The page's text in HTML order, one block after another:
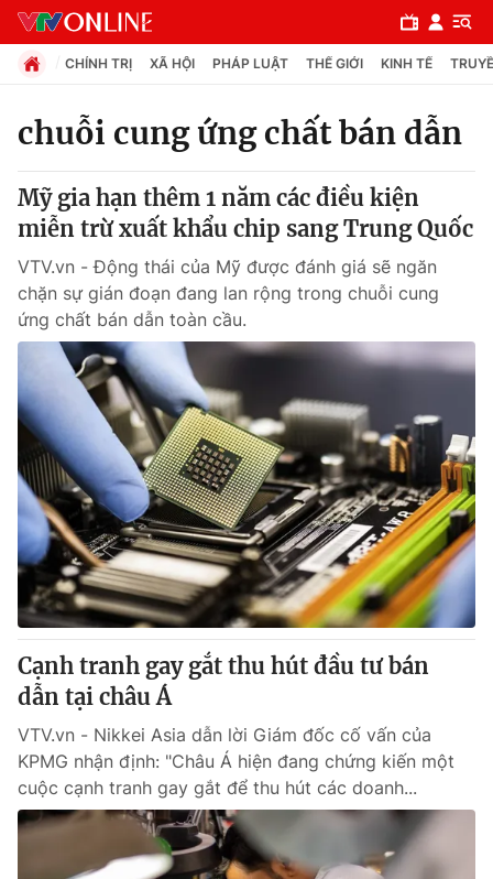
Chuyên mục
Chính trị
Xã hội
Pháp luật
Y tế
Thế giới
Tin tức
Thế giới đó đây
Câu chuyện quốc tế
Kinh tế
Tài chính
Thị trường
Góc doanh nghiệp
Dữ liệu và đời sống
Truyền hình
Phim VTV
Hậu trường
Nhân vật
Giải trí
Điện ảnh
Âm nhạc
Đời sống
CHÍNH TRỊ XÃ HỘI PHÁP LUẬT THẾ GIỚI KINH TẾ
chuỗi cung ứng chất bán dẫn
Mỹ gia hạn thêm 1 năm các điều kiện
miễn trừ xuất khẩu chip sang Trung Quốc
VTV.vn - Động thái của Mỹ được đánh giá sẽ ngăn
chặn sự gián đoạn đang lan rộng trong chuỗi cung
ứng chất bán dẫn toàn cầu.
Cạnh tranh gay gắt thu hút đầu tư bán
dẫn tại châu Á
VTV.vn - Nikkei Asia dẫn lời Giám đốc cố vấn của
KPMG nhận định: "Châu Á hiện đang chứng kiến một
cuộc cạnh tranh gay gắt để thu hút các doanh...